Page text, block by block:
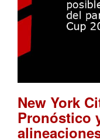
New York
Pronóstico